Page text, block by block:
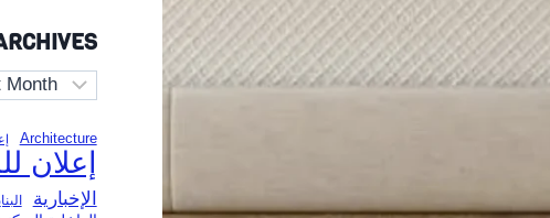
Archives
Architecture
إعلان
الإخبارية